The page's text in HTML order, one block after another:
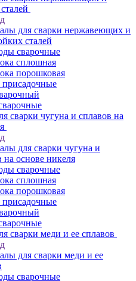
для сварки нержавеющих и
сталей
сварочные
сплошная
порошковая
сварки чугуна и сплавов на
для сварки чугуна и
на основе никеля
сварочные
сплошная
порошковая
сварки меди и ее сплавов
для сварки меди и ее
сварочные